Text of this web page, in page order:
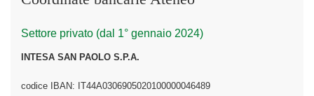
Settore privato (dal 1° gennaio 2024)
INTESA SAN PAOLO S.P.A.
codice IBAN: IT44A0306905020100000046489